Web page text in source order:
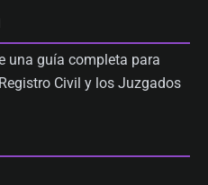
una guía completa para
Civil y los Juzgados